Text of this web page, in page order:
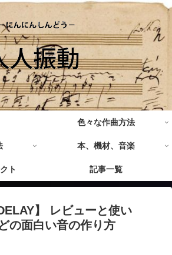
色々な作曲方法
本、機材、音楽
ト 記事一覧
】 レビューと使い
の面白い音の作り方